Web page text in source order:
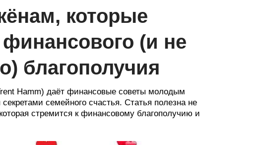
которые
(и не
благополучия
Hamm) даёт финансовые советы молодым
семейного счастья. Статья полезна не
стремится к финансовому благополучию и